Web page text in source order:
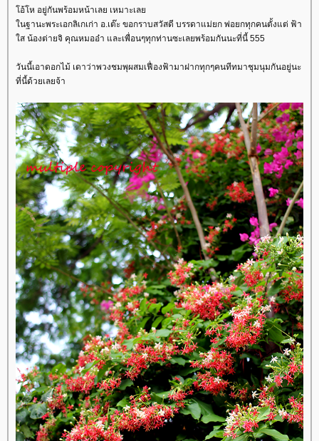
อ้โห อยู่กันพร้อมหน้าเลย เหมาะเล
นฐานะพระเอกลิเกเก่า อ.เต๊ะ ขอกราบสวัสดี บรรดาแม่ยก พ่อยกทุกคนตั้งแต่ ฟ้า
ส น้องต่ายจิ คุณหมออ๋า และเพื่อนๆทุกท่านซะเลยพร้อมกันนะที่นี้ 555
วันนี้เอาดอกไม้ เดาว่าพวงชมพุผสมเฟื่องฟ้ามาฝากทุกๆคนทีทมาชุมนุมกันอยู่นะ
ที่นี้ด้วยเลยจ้า